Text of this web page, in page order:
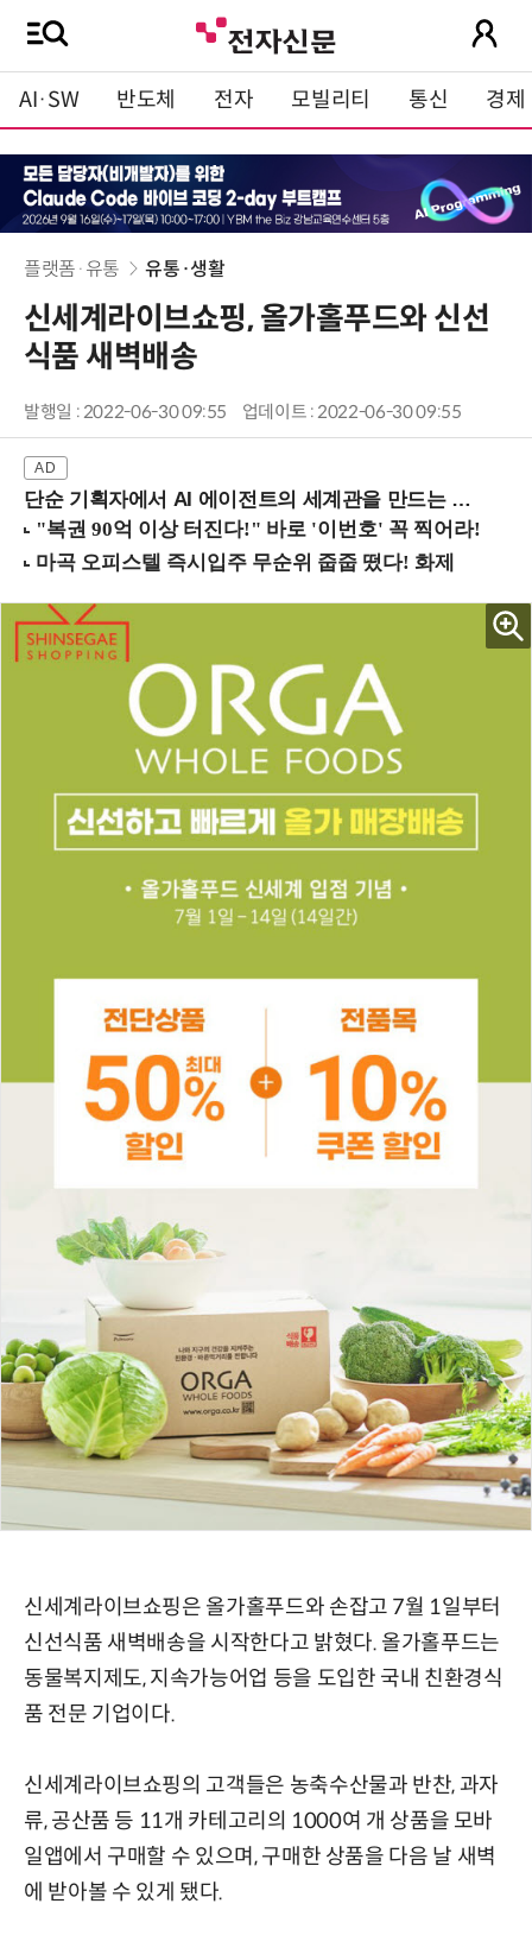
AI·SW 반도체 전자 모빌리티 통신 경제
플랫폼·유통 유통·생활
신세계라이브쇼핑, 올가홀푸드와 신선
식품 새벽배송
발행일 : 2022-06-30 09:55 업데이트 : 2022-06-30 09:55
단순 기획자에서 AI 에이전트의 세계관을 만드는 지식 설계자로.. (8/20 강남역)
신세계라이브쇼핑은 올가홀푸드와 손잡고 7월 1일부터
신선식품 새벽배송을 시작한다고 밝혔다. 올가홀푸드는
동물복지제도, 지속가능어업 등을 도입한 국내 친환경식
품 전문 기업이다.
신세계라이브쇼핑의 고객들은 농축수산물과 반찬, 과자
류, 공산품 등 11개 카테고리의 1000여 개 상품을 모바
일앱에서 구매할 수 있으며, 구매한 상품을 다음 날 새벽
에 받아볼 수 있게 됐다.